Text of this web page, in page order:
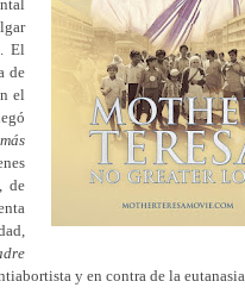
El
de
el
de
y en contra de la eutanasia.